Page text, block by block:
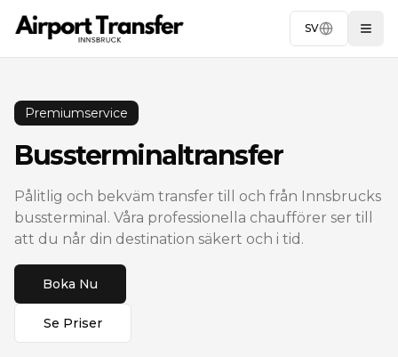
SV
Premiumservice
Bussterminaltransfer
Pålitlig och bekväm transfer till och från Innsbrucks
bussterminal. Våra professionella chaufförer ser till
att du når din destination säkert och i tid.
Boka Nu
Se Priser